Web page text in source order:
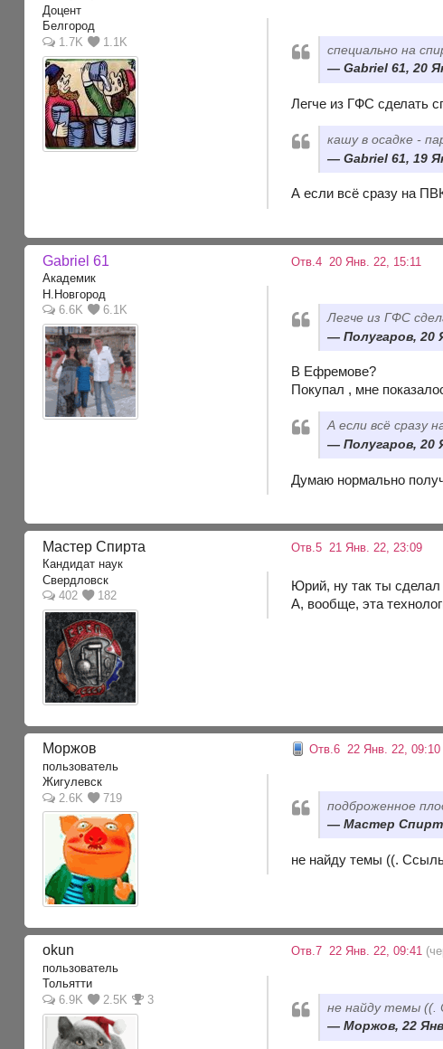
Доцент
Белгород
1.7K
1.1K
специально на
Gabriel 61, 20
Легче из ГФС сделать
кашу в осадке -
Gabriel 61, 19
А если всё сразу на
Gabriel 61
Академик
Н.Новгород
6.6K
6.1K
Отв.4 20 Янв. 22, 15:11
Легче из ГФС
Полугаров, 20
В Ефремове?
Покупал , мне
А если всё сразу
Полугаров, 20
Думаю нормально
Мастер Спирта
Кандидат наук
Свердловск
402
182
Отв.5 21 Янв. 22, 23:09
Юрий, ну так ты
А, вообще, эта
Моржов
пользователь
Жигулевск
2.6K
719
Отв.6 22 Янв. 22, 09:10
подброженное
Мастер
не найду темы ((.
okun
пользователь
Тольятти
6.9K
2.5K 3
Отв.7 22 Янв. 22, 09:41
не найду темы ((.
Моржов, 22